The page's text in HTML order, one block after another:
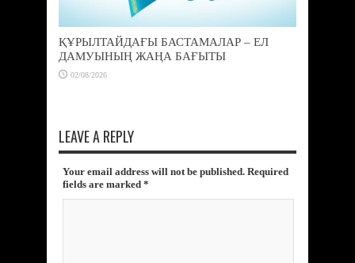
ҚҰРЫЛТАЙДАҒЫ БАСТАМАЛАР – ЕЛ
ДАМУЫНЫҢ ЖАҢА БАҒЫТЫ
02/08/2026
LEAVE A REPLY
Your email address will not be published. Required
fields are marked *